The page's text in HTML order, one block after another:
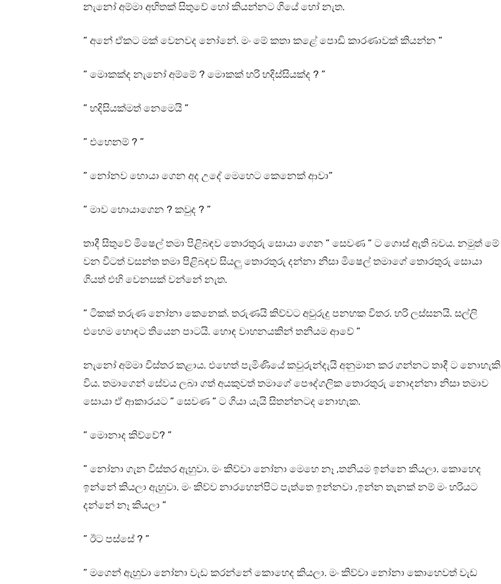
නැනෝ අම්මා අහිතක් සිතුවේ හෝ කියන්නට ගියේ හෝ නැත.
” අනේ ඒකට මක් වෙනවද නෝනේ. මං මේ කතා කළේ පොඩි කාරණාවක් කියන්න ”
” මොකක්ද නැනෝ අම්මේ ? මොකක් හරි හදිස්සියක්ද ? ”
” හදිසියක්මත් නෙමෙයි ”
” එහෙනම් ? ”
” නෝනව හොයා ගෙන අද උදේ මෙහෙට කෙනෙක් ආවා”
” මාව හොයාගෙන ? කවුද ? ”
තාදී සිතුවේ මිෂෙල් තමා පිළිබඳව තොරතුරු සොයා ගෙන ” සෙවණ ” ට ගොස් ඇති බවය. නමුත් මේ
වන විටත් වසන්ත තමා පිළිබඳව සියලු තොරතුරු දන්නා නිසා මිෂෙල් තමාගේ තොරතුරු සොයා
ගියත් එහි වෙනසක් වන්නේ නැත.
” ටිකක් තරුණ නෝනා කෙනෙක්. තරුණයි කිව්වට අවුරුදු පනහක විතර. හරි ලස්සනයි. සල්ලි
එහෙම හොඳට තියෙන පාටයි. හොඳ වාහනයකින් තනියම ආවේ ”
නැනෝ අම්මා විස්තර කළාය. එහෙත් පැමිණියේ කවුරුන්දැයි අනුමාන කර ගන්නට තාදී ට නොහැකි
විය. තමාගෙන් සේවය ලබා ගත් අයකුවත් තමාගේ පෞද්ගලික තොරතුරු නොදන්නා නිසා තමාව
සොයා ඒ ආකාරයට ” සෙවණ ” ට ගියා යැයි සිතන්නටද නොහැක.
” මොනාද කිව්වේ? ”
” නෝනා ගැන විස්තර ඇහුවා. මං කිව්වා නෝනා මෙහෙ නෑ ,තනියම ඉන්නෙ කියලා. කොහෙද
ඉන්නේ කියලා ඇහුවා. මං කිව්ව නාරහෙන්පිට පැත්තෙ ඉන්නවා ,ඉන්න තැනක් නම් මං හරියට
දන්නේ නෑ කියලා ”
” ඊට පස්සේ ? ”
” මගෙන් ඇහුවා නෝනා වැඩ කරන්නේ කොහෙද කියලා. මං කිව්වා නෝනා කොහෙවත් වැඩ